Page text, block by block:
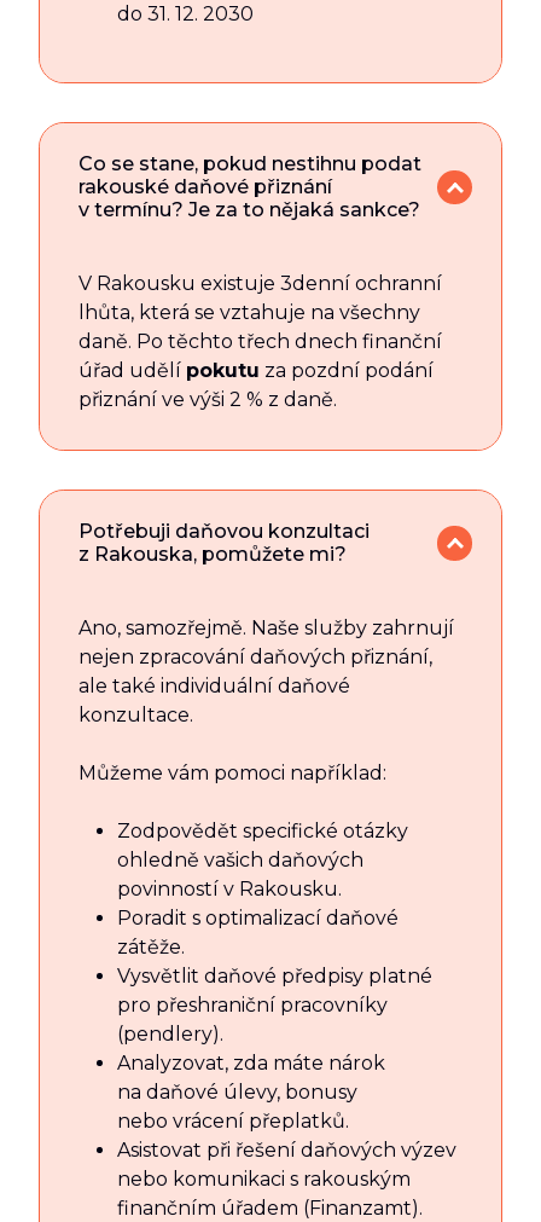
do 31. 12. 2030
Co se stane, pokud nestihnu podat
rakouské daňové přiznání
v termínu? Je za to nějaká sankce?
V Rakousku existuje 3denní ochranní
lhůta, která se vztahuje na všechny
daně. Po těchto třech dnech finanční
úřad udělí pokutu za pozdní podání
přiznání ve výši 2 % z daně.
Potřebuji daňovou konzultaci
z Rakouska, pomůžete mi?
Ano, samozřejmě. Naše služby zahrnují
nejen zpracování daňových přiznání,
ale také individuální daňové
konzultace.
Můžeme vám pomoci například:
Zodpovědět specifické otázky
ohledně vašich daňových
povinností v Rakousku.
Poradit s optimalizací daňové
zátěže.
Vysvětlit daňové předpisy platné
pro přeshraniční pracovníky
(pendlery).
Analyzovat, zda máte nárok
na daňové úlevy, bonusy
nebo vrácení přeplatků.
Asistovat při řešení daňových výzev
nebo komunikaci s rakouským
finančním úřadem (Finanzamt).